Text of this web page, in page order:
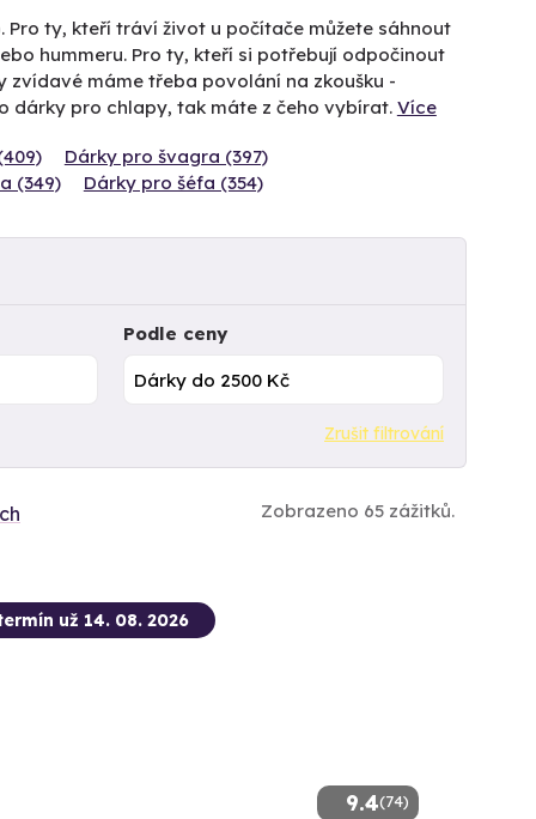
ty, kteří tráví život u počítače můžete sáhnout
hummeru. Pro ty, kteří si potřebují odpočinout
zvídavé máme třeba povolání na zkoušku -
dárky pro chlapy, tak máte z čeho vybírat. Více
Dárky pro švagra (397)
(349) Dárky pro šéfa (354)
Podle ceny
Zrušit filtrování
Zobrazeno 65 zážitků.
9.4(74)
už 14. 08. 2026